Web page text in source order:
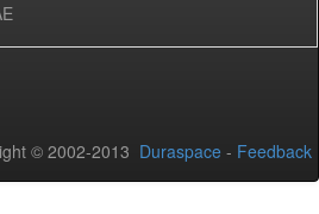
© 2002-2013 Duraspace - Feedback